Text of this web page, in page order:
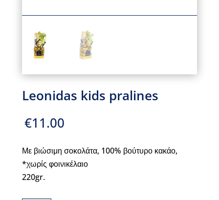
Leonidas kids pralines
€11.00
Με βιώσιμη σοκολάτα, 100% βούτυρο κακάο,
*χωρίς φοινικέλαιο
220gr.